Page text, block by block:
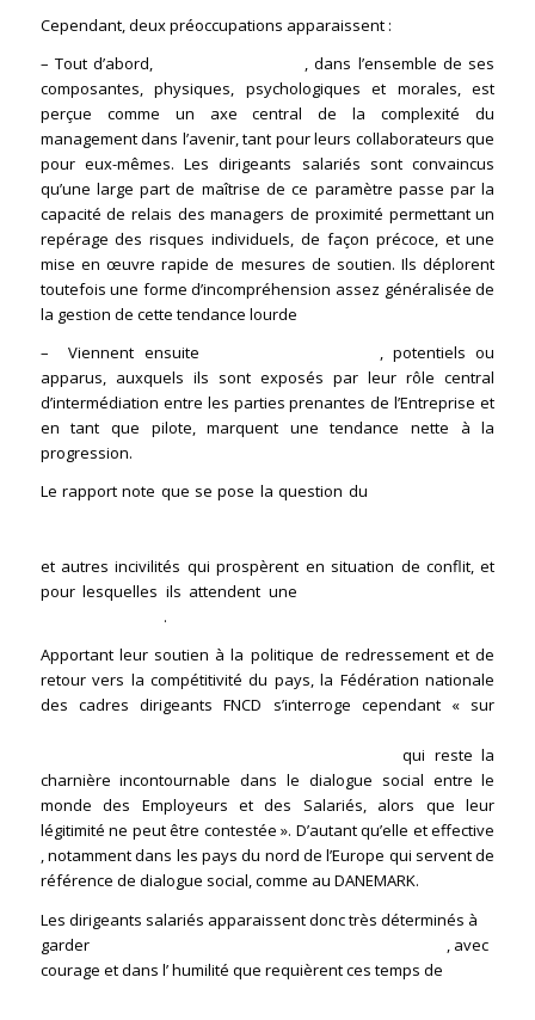
Cependant, deux préoccupations apparaissent :
– Tout d’abord,
, dans l’ensemble de ses
composantes, physiques, psychologiques et morales, est
perçue comme un axe central de la complexité du
management dans l’avenir, tant pour leurs collaborateurs que
pour eux-mêmes. Les dirigeants salariés sont convaincus
qu’une large part de maîtrise de ce paramètre passe par la
capacité de relais des managers de proximité permettant un
repérage des risques individuels, de façon précoce, et une
mise en œuvre rapide de mesures de soutien. Ils déplorent
toutefois une forme d’incompréhension assez généralisée de
la gestion de cette tendance lourde
– Viennent ensuite
, potentiels ou
apparus, auxquels ils sont exposés par leur rôle central
d’intermédiation entre les parties prenantes de l’Entreprise et
en tant que pilote, marquent une tendance nette à la
progression.
Le rapport note que se pose la question du
et autres incivilités qui prospèrent en situation de conflit, et
pour lesquelles ils attendent une
.
Apportant leur soutien à la politique de redressement et de
retour vers la compétitivité du pays, la Fédération nationale
des cadres dirigeants FNCD s’interroge cependant « sur
qui reste la
charnière incontournable dans le dialogue social entre le
monde des Employeurs et des Salariés, alors que leur
légitimité ne peut être contestée ». D’autant qu’elle et effective
, notamment dans les pays du nord de l’Europe qui servent de
référence de dialogue social, comme au DANEMARK.
Les dirigeants salariés apparaissent donc très déterminés à
garder
, avec
courage et dans l’ humilité que requièrent ces temps de